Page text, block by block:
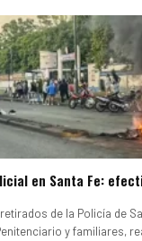
en Santa Fe:
de la Policía de
y familiares,